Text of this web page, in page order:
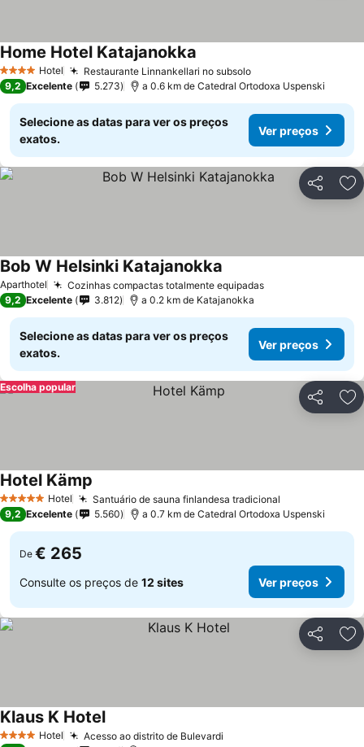
4 EstrelasHotel Restaurante Linnankellari no subsoloVer preços
Home Hotel Katajanokka
9,2 Excelente 5.273 a 0.6 km de Catedral Ortodoxa Uspenski
Selecione as datas para ver os preços
exatos.
Ver preços
Partilhar
Aparthotel Cozinhas compactas totalmente equipadasVer preços
Bob W Helsinki Katajanokka
9,2 Excelente 3.812 a 0.2 km de Katajanokka
Selecione as datas para ver os preços
exatos.
Ver preços
Partilhar
Escolha popular
5 Estrelas Hotel Santuário de sauna finlandesa tradicional
Hotel Kämp
9,2 Excelente 5.560 a 0.7 km de Catedral Ortodoxa Uspenski
De € 265
Consulte os preços de 12 sites Ver preços
Partilhar
4 EstrelasHotel Acesso ao distrito de Bulevardi
Klaus K HotelVer preços